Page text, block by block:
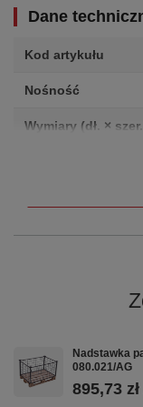
Dane
Kod artykułu
Nośność
Wymiary (dł. ×
Gwarancja
Wymiary wew.:
wymiarach: 1.200 x
użytkowa: 1.610
Nadstawka
080.021/AG
895,73 zł